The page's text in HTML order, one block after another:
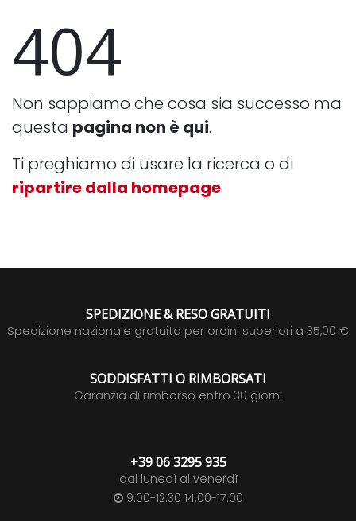
404
Non sappiamo che cosa sia successo ma
questa pagina non è qui.
Ti preghiamo di usare la ricerca o di
ripartire dalla homepage.
SPEDIZIONE & RESO GRATUITI
Spedizione nazionale gratuita per ordini superiori a 35,00 €
SODDISFATTI O RIMBORSATI
Garanzia di rimborso entro 30 giorni
+39 06 3295 935
dal lunedì al venerdì
9:00-12:30 14:00-17:00